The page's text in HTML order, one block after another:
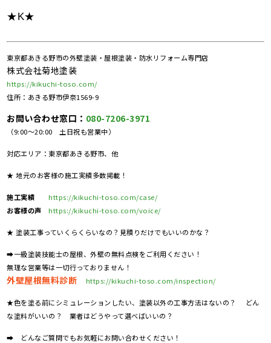
★K★
東京都あきる野市の外壁塗装・屋根塗装・防水リフォーム専門店
株式会社菊地塗装
https://kikuchi-toso.com/
住所：あきる野市伊奈1569-9
お問い合わせ窓口： 080-7206-3971
（9:00～20:00 土日祝も営業中）
対応エリア：東京都あきる野市、他
★ 地元のお客様の施工実績多数掲載！
施工実績
https://kikuchi-toso.com/case/
お客様の声
https://kikuchi-toso.com/voice/
★ 塗装工事っていくらくらいなの？見積りだけでもいいのかな？
➡一級塗装技能士の屋根、外壁の無料点検をご利用ください！
無理な営業等は一切行っておりません！
外壁屋根無料診断 https://kikuchi-toso.com/inspection/
★色を塗る前にシミュレーションしたい、塗装以外の工事方法はないの？ どん
な塗料がいいの？ 業者はどうやって選べばいいの？
➡ どんなご質問でもお気軽にお問い合わせください！